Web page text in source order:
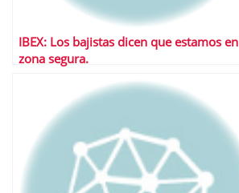
IBEX: Los bajistas dicen que estamos en
zona segura.